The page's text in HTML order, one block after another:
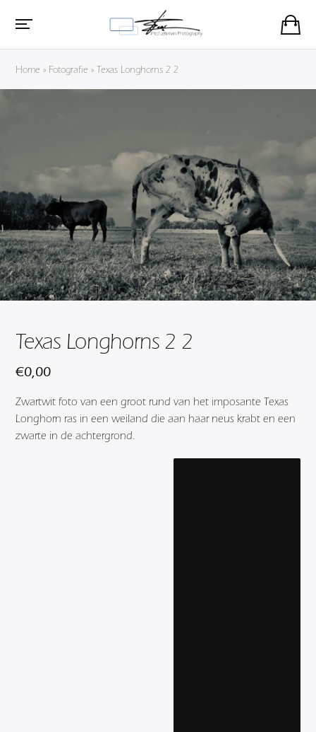
Home » Fotografie »Texas Longhorns 2 2
Texas Longhorns 2 2
€0,00
Zwartwit foto van een groot rund van het imposante Texas
Longhorn ras in een weiland die aan haar neus krabt en een
zwarte in de achtergrond.